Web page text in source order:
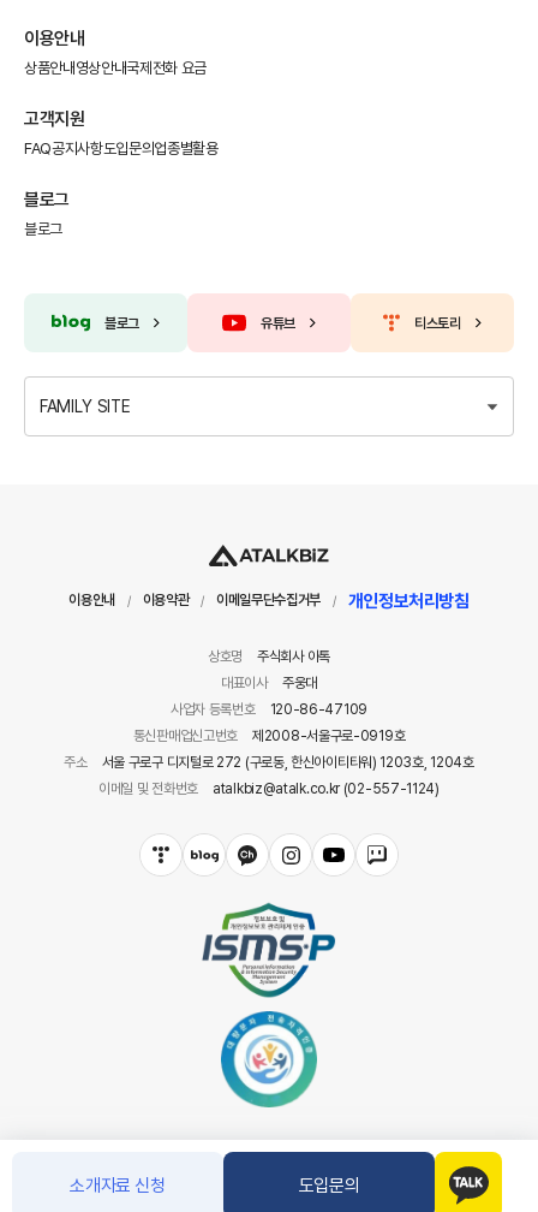
소개자료 신청 도입문의
이용안내
상품안내 영상안내국제전화 요금
고객지원
FAQ공지사항도입문의 업종별활용
블로그
블로그
블로그 유튜브 티스토리
FAMILY SITE
이용안내 / 이용약관 / 이메일무단수집거부 / 개인정보처리방침
상호명
주식회사 아톡
대표이사
주웅대
사업자 등록번호
120-86-47109
통신판매업신고번호
제2008-서울구로-0919호
주소
서울 구로구 디지털로 272 (구로동, 한신아이티타워) 1203호, 1204호
이메일 및 전화번호
atalkbiz@atalk.co.kr (02-557-1124)
COPYRIGHT(C) 아톡. CO.LTD ALL RIGHT RESERVED.